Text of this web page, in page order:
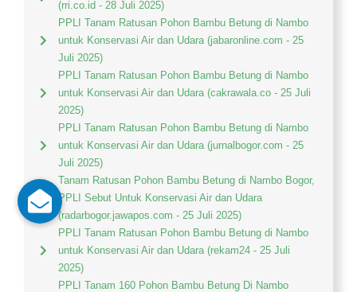
(rri.co.id - 28 Juli 2025)
PPLI Tanam Ratusan Pohon Bambu Betung di Nambo
untuk Konservasi Air dan Udara (jabaronline.com - 25
Juli 2025)
PPLI Tanam Ratusan Pohon Bambu Betung di Nambo
untuk Konservasi Air dan Udara (cakrawala.co - 25 Juli
2025)
PPLI Tanam Ratusan Pohon Bambu Betung di Nambo
untuk Konservasi Air dan Udara (jurnalbogor.com - 25
Juli 2025)
Tanam Ratusan Pohon Bambu Betung di Nambo Bogor,
PPLI Sebut Untuk Konservasi Air dan Udara
(radarbogor.jawapos.com - 25 Juli 2025)
PPLI Tanam Ratusan Pohon Bambu Betung di Nambo
untuk Konservasi Air dan Udara (rekam24 - 25 Juli
2025)
PPLI Tanam 160 Pohon Bambu Betung Di Nambo